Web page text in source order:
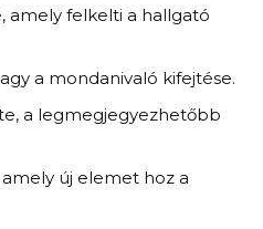
amely felkelti a hallgató
a mondanivaló kifejtése.
a legmegjegyezhetőbb
amely új elemet hoz a